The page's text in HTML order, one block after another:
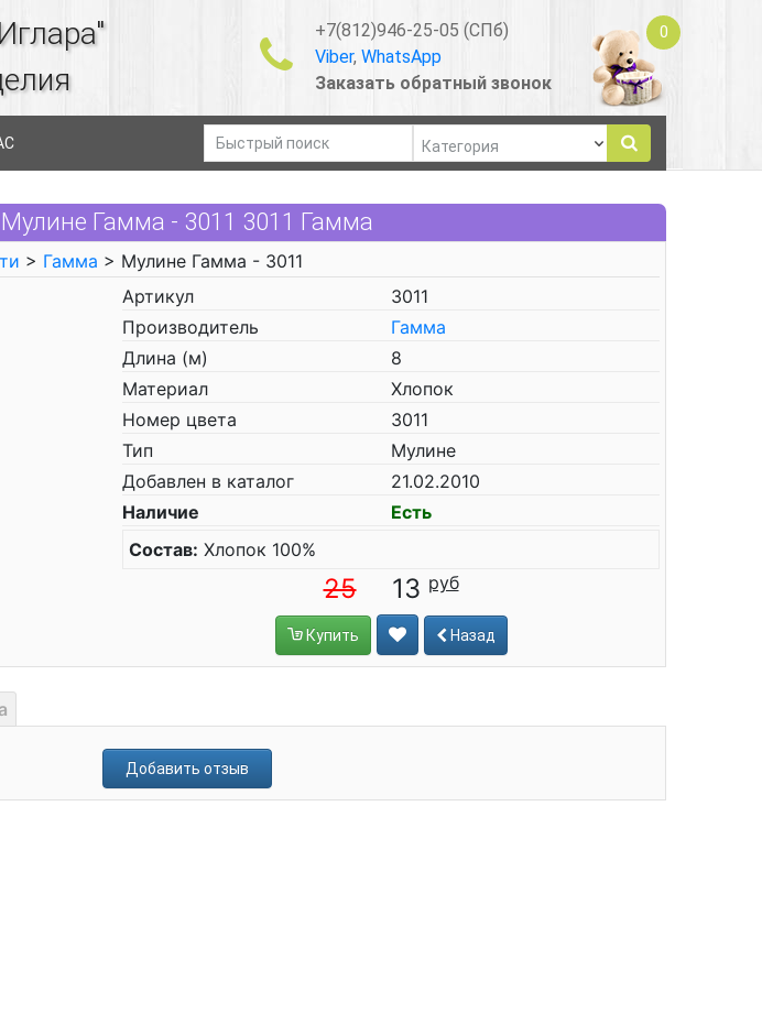
+7(812)946-25-05 (СПб)
Viber, WhatsApp
Заказать обратный звонок
0
Мулине Гамма - 3011 3011 Гамма
> Гамма > Мулине Гамма - 3011
Артикул
3011
Производитель
Гамма
Длина (м)
8
Материал
Хлопок
Номер цвета
3011
Тип
Мулине
Добавлен в каталог
21.02.2010
Наличие
Есть
Состав: Хлопок 100%
25 13
Купить Назад
Добавить отзыв